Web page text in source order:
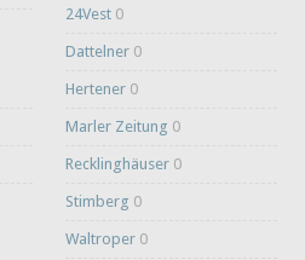
24Vest 0
Dattelner 0
Hertener 0
Marler Zeitung 0
Recklinghäuser 0
Stimberg 0
Waltroper 0